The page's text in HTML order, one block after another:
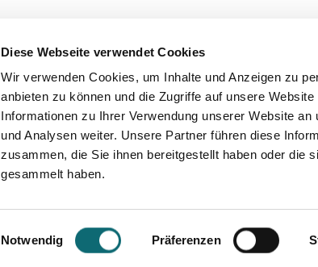
Diese Webseite verwendet Cookies
Wir verwenden Cookies, um Inhalte und Anzeigen zu
anbieten zu können und die Zugriffe auf unsere
Informationen zu Ihrer Verwendung unserer Website
und Analysen weiter. Unsere Partner führen diese
zusammen, die Sie ihnen bereitgestellt haben oder die
gesammelt haben.
Einwilligungsauswahl
Notwendig Präferenzen
Lauren Kessler
Journalist and Author
Lauren Kessler
) is an
narrative with deep research to explore
professional ballet; from the wild, wild west
stormy seas of the mother-daughter
Mehr Info